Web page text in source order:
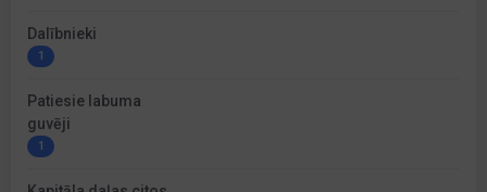
Dalībnieki
1
Patiesie labuma
guvēji
1